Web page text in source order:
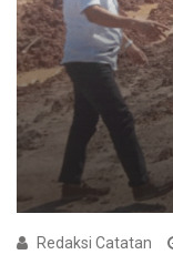
Redaksi Catatan